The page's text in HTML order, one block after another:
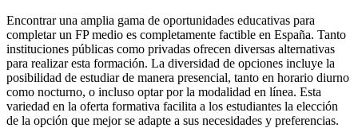
Encontrar una amplia gama de oportunidades educativas para
completar un FP medio es completamente factible en España. Tanto
instituciones públicas como privadas ofrecen diversas alternativas
para realizar esta formación. La diversidad de opciones incluye la
posibilidad de estudiar de manera presencial, tanto en horario diurno
como nocturno, o incluso optar por la modalidad en línea. Esta
variedad en la oferta formativa facilita a los estudiantes la elección
de la opción que mejor se adapte a sus necesidades y preferencias.